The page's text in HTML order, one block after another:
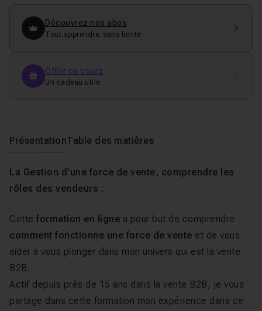
Découvrez nos abos
Tout apprendre, sans limite
Offrir ce cours
Un cadeau utile.
PrésentationTable des matières
La Gestion d'une force de vente, comprendre les
rôles des vendeurs :
Cette formation en ligne a pour but de comprendre
comment fonctionne une force de vente et de vous
aider à vous plonger dans mon univers qui est la vente
B2B.
Actif depuis près de 15 ans dans la vente B2B, je vous
partage dans cette formation mon expérience dans ce